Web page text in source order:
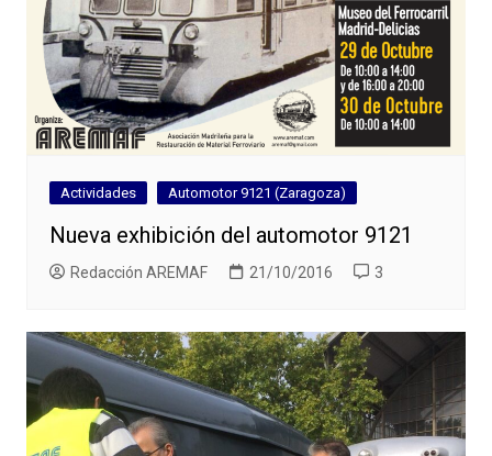
Actividades Automotor 9121 (Zaragoza)
Nueva exhibición del automotor 9121
Redacción AREMAF 21/10/2016 3